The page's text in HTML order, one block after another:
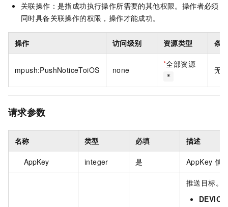
关联操作：是指成功执行操作所需要的其他权限。操作者必须
同时具备关联操作的权限，操作才能成功。
操作 访问级别 资源类型 条
mpush:PushNoticeToiOS none
*全部资源
*
无
请求参数
名称 类型 必填 描述
AppKey integer 是 AppKey 信
推送目标。
DEVICE